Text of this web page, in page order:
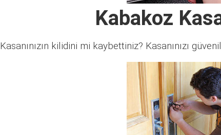
Kabakoz
Kasanınızın kilidini mi kaybettiniz? Kasanınızı